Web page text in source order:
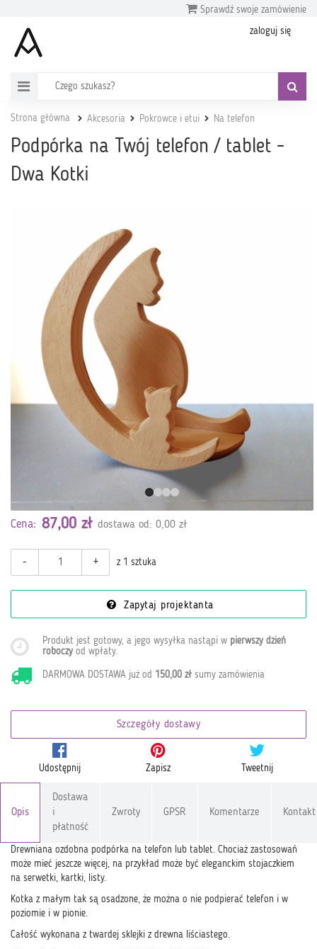
Sprawdź swoje zamówienie
zaloguj się
Strona główna Akcesoria Pokrowce i etui Na telefon
Podpórka na Twój telefon / tablet -
Dwa Kotki
Cena: 87,00 zł dostawa od: 0,00 zł
- + z 1 sztuka
Zapytaj projektanta
Produkt jest gotowy, a jego wysyłka nastąpi w pierwszy dzień
roboczy od wpłaty.
DARMOWA DOSTAWA już od 150,00 zł sumy zamówienia
Szczegóły dostawy
Udostępnij Zapisz Tweetnij
Opis
Dostawa
i
płatność
Zwroty GPSR Komentarze Kontakt
Drewniana ozdobna podpórka na telefon lub tablet. Chociaż zastosowań
może mieć jeszcze więcej, na przykład może być eleganckim stojaczkiem
na serwetki, kartki, listy.
Kotka z małym tak są osadzone, że można o nie podpierać telefon i w
poziomie i w pionie.
Całość wykonana z twardej sklejki z drewna liściastego.